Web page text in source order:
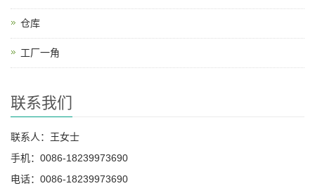
仓库
工厂一角
联系我们
联系人：王女士
手机：0086-18239973690
电话：0086-18239973690